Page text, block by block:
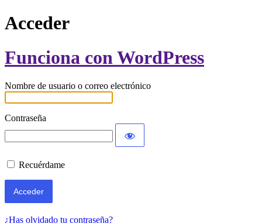
Acceder
Funciona con WordPress
Nombre de usuario o correo electrónico
Contraseña
Recuérdame
¿Has olvidado tu contraseña?